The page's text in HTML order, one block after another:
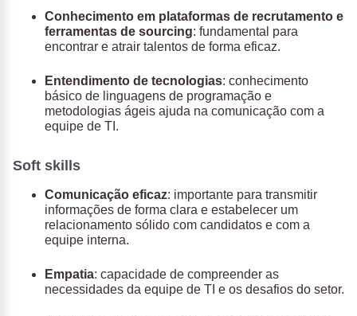
Conhecimento em plataformas de recrutamento e
ferramentas de sourcing: fundamental para
encontrar e atrair talentos de forma eficaz.
Entendimento de tecnologias: conhecimento
básico de linguagens de programação e
metodologias ágeis ajuda na comunicação com a
equipe de TI.
Soft skills
Comunicação eficaz: importante para transmitir
informações de forma clara e estabelecer um
relacionamento sólido com candidatos e com a
equipe interna.
Empatia: capacidade de compreender as
necessidades da equipe de TI e os desafios do setor.